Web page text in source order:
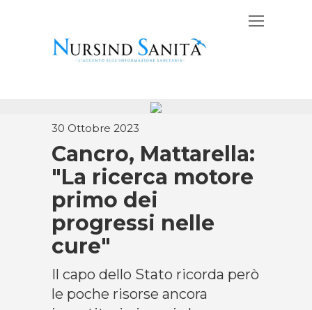
30 Ottobre 2023
Cancro, Mattarella:
"La ricerca motore
primo dei
progressi nelle
cure"
Il capo dello Stato ricorda però
le poche risorse ancora